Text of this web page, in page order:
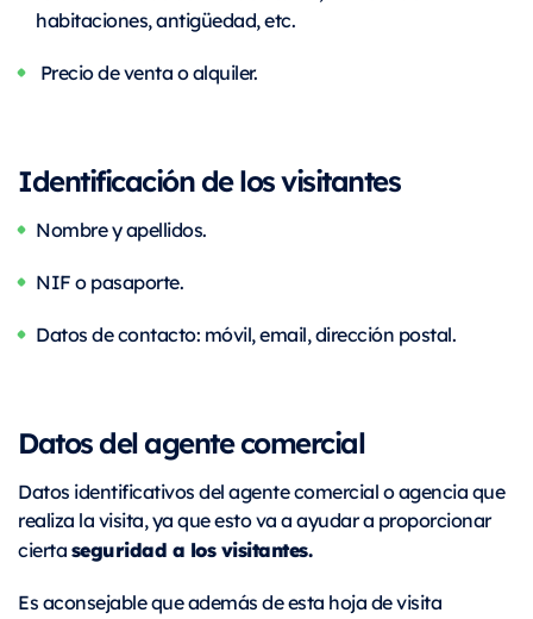
habitaciones, antigüedad, etc.
Precio de venta o alquiler.
Identificación de los visitantes
Nombre y apellidos.
NIF o pasaporte.
Datos de contacto: móvil, email, dirección postal.
Datos del agente comercial
Datos identificativos del agente comercial o agencia que
realiza la visita, ya que esto va a ayudar a proporcionar
ciertaseguridad a los visitantes.
Es aconsejable que además de esta hoja de visita